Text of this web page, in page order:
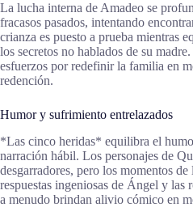
La lucha interna de Amadeo se
fracasos pasados, intentando
crianza es puesto a prueba mientras
los secretos no hablados de su
esfuerzos por redefinir la familia en
redención.
Humor y sufrimiento entrelazados
*Las cinco heridas* equilibra el
narración hábil. Los personajes de
desgarradores, pero los momentos
respuestas ingeniosas de Ángel y las
a menudo brindan alivio cómico en